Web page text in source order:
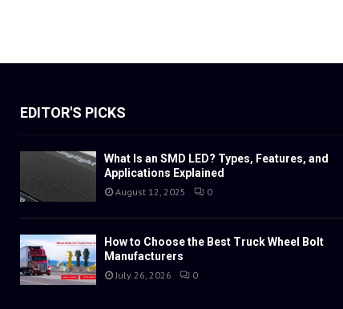
EDITOR'S PICKS
What Is an SMD LED? Types, Features, and
Applications Explained
August 12, 2025 0
How to Choose the Best Truck Wheel Bolt
Manufacturers
July 26, 2026 0